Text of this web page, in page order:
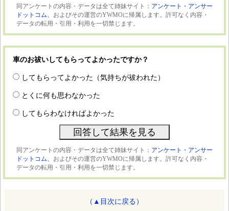
同アンケートの内容・データは全て姉妹サイト： アンケート・アンサー
ドットコム、 およびその運営のYWMOに帰属します。許可なく内容・
データの転用・引用・利用を一切禁じます。
車のお祓いしてもらってよかったですか？
してもらってよかった（気持ちが祓われた）
とくに何も思わなかった
してもらわなければよかった
同アンケートの内容・データは全て姉妹サイト： アンケート・アンサー
ドットコム、 およびその運営のYWMOに帰属します。許可なく内容・
データの転用・引用・利用を一切禁じます。
（▲目次に戻る）